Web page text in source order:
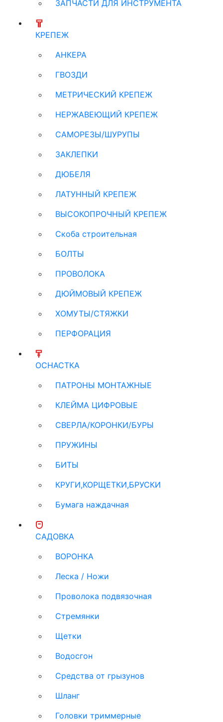
ЗАПЧАСТИ ДЛЯ ИНСТРУМЕНТА
КРЕПЕЖ
АНКЕРА
ГВОЗДИ
МЕТРИЧЕСКИЙ КРЕПЕЖ
НЕРЖАВЕЮЩИЙ КРЕПЕЖ
САМОРЕЗЫ/ШУРУПЫ
ЗАКЛЕПКИ
ДЮБЕЛЯ
ЛАТУННЫЙ КРЕПЕЖ
ВЫСОКОПРОЧНЫЙ КРЕПЕЖ
Скоба строительная
БОЛТЫ
ПРОВОЛОКА
ДЮЙМОВЫЙ КРЕПЕЖ
ХОМУТЫ/СТЯЖКИ
ПЕРФОРАЦИЯ
ОСНАСТКА
ПАТРОНЫ МОНТАЖНЫЕ
КЛЕЙМА ЦИФРОВЫЕ
СВЕРЛА/КОРОНКИ/БУРЫ
ПРУЖИНЫ
БИТЫ
КРУГИ,КОРЩЕТКИ,БРУСКИ
Бумага наждачная
САДОВКА
ВОРОНКА
Леска / Ножи
Проволока подвязочная
Стремянки
Щетки
Водосгон
Средства от грызунов
Шланг
Головки триммерные